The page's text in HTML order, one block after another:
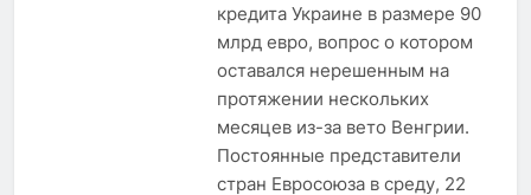
кредита Украине в размере 90
млрд евро, вопрос о котором
оставался нерешенным на
протяжении нескольких
месяцев из-за вето Венгрии.
Постоянные представители
стран Евросоюза в среду, 22